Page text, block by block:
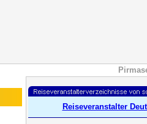
Reiseveranstalter